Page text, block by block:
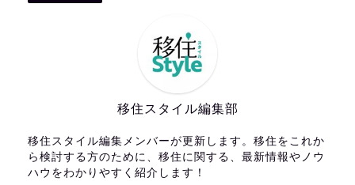
移住スタイル編集部
移住スタイル編集メンバーが更新します。移住をこれか
ら検討する方のために、移住に関する、最新情報やノウ
ハウをわかりやすく紹介します！